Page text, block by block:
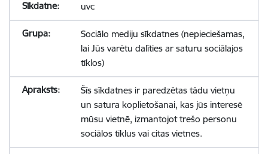
uvc
Sociālo mediju sīkdatnes (nepieciešamas,
lai Jūs varētu dalīties ar saturu sociālajos
tīklos)
Šīs sīkdatnes ir paredzētas tādu vietņu
un satura koplietošanai, kas jūs interesē
mūsu vietnē, izmantojot trešo personu
sociālos tīklus vai citas vietnes.